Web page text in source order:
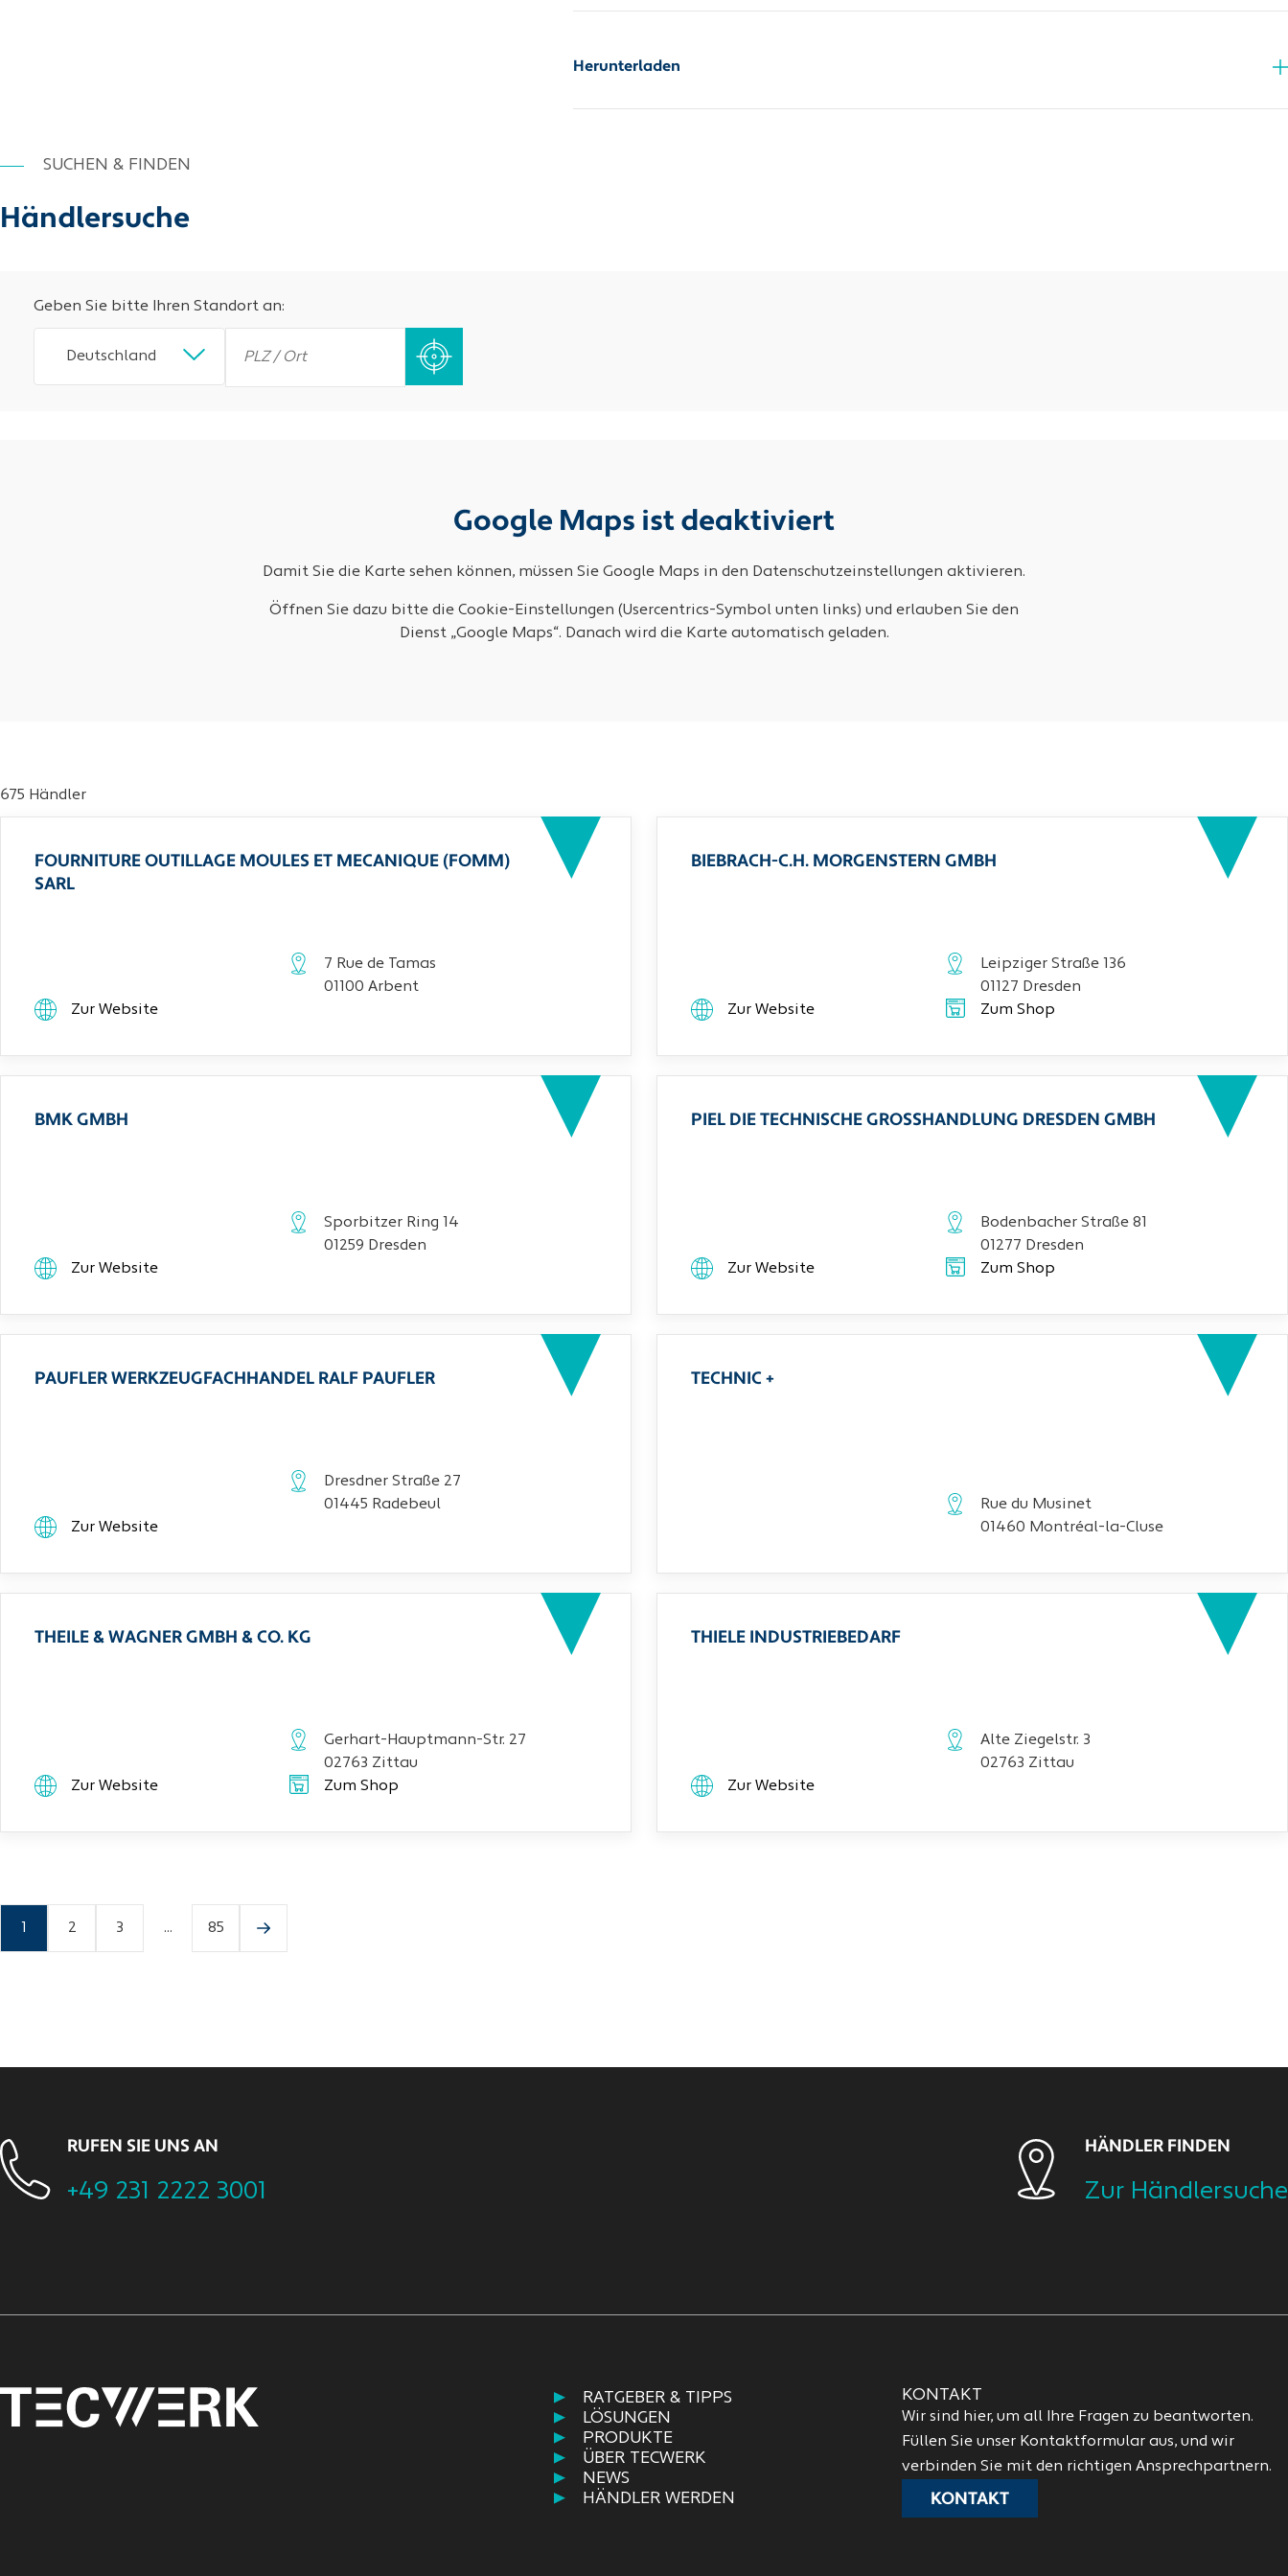
Herunterladen
Zusatzinfo_PDF Zusatzinfo_PDF
SUCHEN & FINDEN
Händlersuche
Geben Sie bitte Ihren Standort an:
Deutschland
Google Maps ist deaktiviert
Damit Sie die Karte sehen können, müssen Sie Google Maps in den Datenschutzeinstellungen aktivieren.
Öffnen Sie dazu bitte die Cookie-Einstellungen (Usercentrics-Symbol unten links) und erlauben Sie den
Dienst „Google Maps“. Danach wird die Karte automatisch geladen.
675 Händler
FOURNITURE OUTILLAGE MOULES ET MECANIQUE (FOMM)
SARL
7 Rue de Tamas
01100 Arbent
Zur Website
BIEBRACH-C.H. MORGENSTERN GMBH
Leipziger Straße 136
01127 Dresden
Zur Website
Zum Shop
BMK GMBH
Sporbitzer Ring 14
01259 Dresden
Zur Website
PIEL DIE TECHNISCHE GROSSHANDLUNG DRESDEN GMBH
Bodenbacher Straße 81
01277 Dresden
Zur Website
Zum Shop
PAUFLER WERKZEUGFACHHANDEL RALF PAUFLER
Dresdner Straße 27
01445 Radebeul
Zur Website
TECHNIC +
Rue du Musinet
01460 Montréal-la-Cluse
THEILE & WAGNER GMBH & CO. KG
Gerhart-Hauptmann-Str. 27
02763 Zittau
Zur Website
Zum Shop
THIELE INDUSTRIEBEDARF
Alte Ziegelstr. 3
02763 Zittau
Zur Website
2 3 ... 85
RUFEN SIE UNS AN
+49 231 2222 3001
HÄNDLER FINDEN
Zur Händlersuche
RATGEBER & TIPPS
LÖSUNGEN
PRODUKTE
ÜBER TECWERK
NEWS
HÄNDLER WERDEN
KONTAKT
Wir sind hier, um all Ihre Fragen zu beantworten.
Füllen Sie unser Kontaktformular aus, und wir
verbinden Sie mit den richtigen Ansprechpartnern.
KONTAKT